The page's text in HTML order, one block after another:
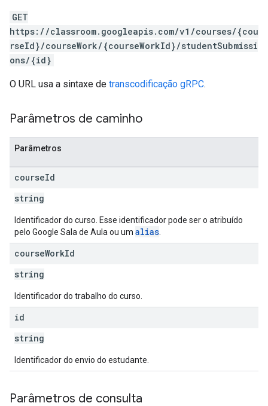
GET
https://classroom.googleapis.com/v1/courses/{cou
rseId}/courseWork/{courseWorkId}/studentSubmissi
ons/{id}
O URL usa a sintaxe de transcodificação gRPC.
Parâmetros de caminho
Parâmetros
courseId
string
Identificador do curso. Esse identificador pode ser o atribuído
pelo Google Sala de Aula ou um alias
courseWorkId
string
Identificador do trabalho do curso.
id
string
Identificador do envio do estudante.
Parâmetros de consulta